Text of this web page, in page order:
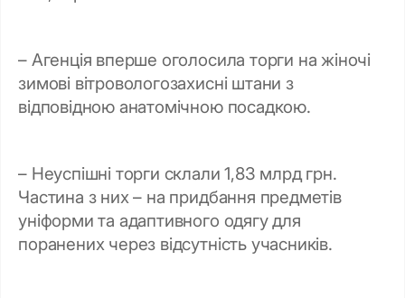
– Агенція вперше оголосила торги на жіночі
зимові вітровологозахисні штани з
відповідною анатомічною посадкою.
– Неуспішні торги склали 1,83 млрд грн.
Частина з них – на придбання предметів
уніформи та адаптивного одягу для
поранених через відсутність учасників.